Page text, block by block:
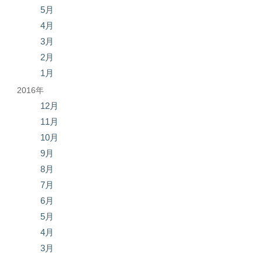
5月
4月
3月
2月
1月
2016年
12月
11月
10月
9月
8月
7月
6月
5月
4月
3月